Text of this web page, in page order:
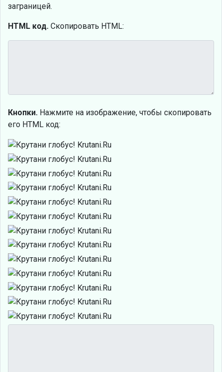
заграницей.
HTML код. Скопировать HTML:
Кнопки. Нажмите на изображение, чтобы скопировать
его HTML код: